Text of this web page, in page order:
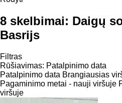
8 skelbimai: Daigų
Basrijs
Filtras
Rūšiavimas: Patalpinimo data
Patalpinimo data Brangiausias
Pagaminimo metai - nauji viršuje
viršuje